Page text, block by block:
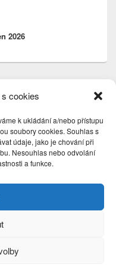
cookies
k ukládání a/nebo přístupu
soubory cookies. Souhlas s
údaje, jako je chování při
Nesouhlas nebo odvolání
a funkce.
2026
2026
5. 7. 2026